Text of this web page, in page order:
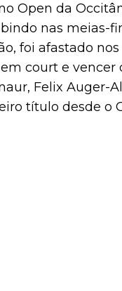
Open da
nas meias-
foi afastado
court e
Felix Auger-
título desde o